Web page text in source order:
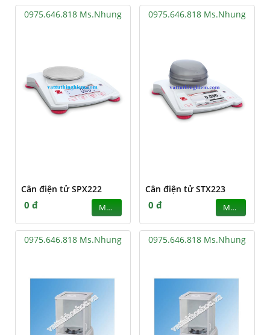
0975.646.818 Ms.Nhung
Cân điện tử SPX222
0 đ MUA
0975.646.818 Ms.Nhung
Cân điện tử STX223
0 đ MUA
0975.646.818 Ms.Nhung 0975.646.818 Ms.Nhung